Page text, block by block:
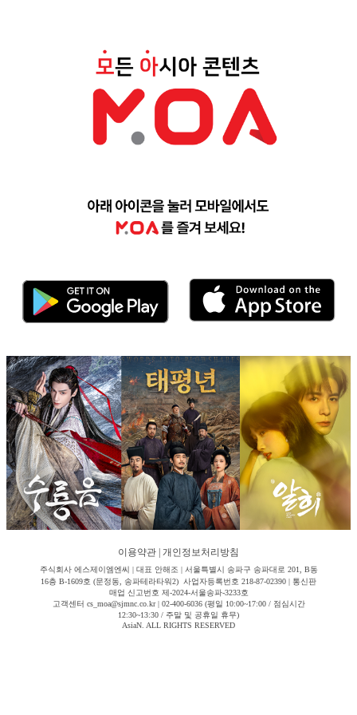
이용약관 개인정보처리방침
주식회사 에스제이엠엔씨 | 대표 안해조 | 서울특별시 송파구 송파대로 201, B동
16층 B-1609호 (문정동, 송파테라타워2) 사업자등록번호 218-87-02390 | 통신판
매업 신고번호 제-2024-서울송파-3233호
고객센터 cs_moa@sjmnc.co.kr | 02-400-6036 (평일 10:00~17:00 / 점심시간
12:30~13:30 / 주말 및 공휴일 휴무)
AsiaN. ALL RIGHTS RESERVED